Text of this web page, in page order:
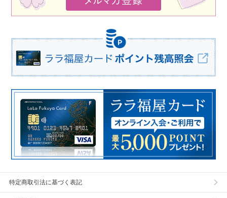
特定商取引法に基づく表記